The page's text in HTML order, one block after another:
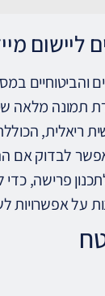
ליישום
והביטוחיים
תמונה מלאה
ריאלית,
לבדוק אם
פרישה,
על